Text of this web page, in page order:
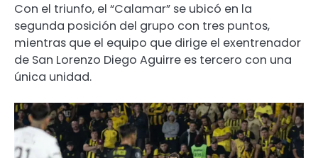
Con el triunfo, el “Calamar” se ubicó en la
segunda posición del grupo con tres puntos,
mientras que el equipo que dirige el exentrenador
de San Lorenzo Diego Aguirre es tercero con una
única unidad.